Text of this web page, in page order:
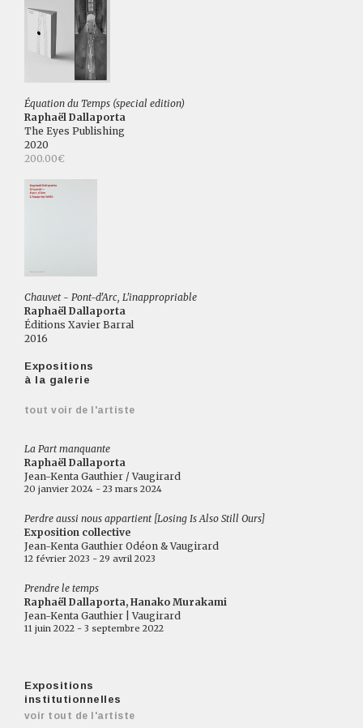
Équation du Temps (special edition)
Raphaël Dallaporta
The Eyes Publishing
2020
200.00€
Chauvet - Pont-d'Arc, L'inappropriable
Raphaël Dallaporta
Éditions Xavier Barral
2016
Expositions
à la galerie
tout voir de l'artiste
La Part manquante
Raphaël Dallaporta
Jean-Kenta Gauthier / Vaugirard
20 janvier 2024 - 23 mars 2024
Perdre aussi nous appartient [Losing Is Also Still Ours]
Exposition collective
Jean-Kenta Gauthier Odéon & Vaugirard
12 février 2023 - 29 avril 2023
Prendre le temps
Raphaël Dallaporta, Hanako Murakami
Jean-Kenta Gauthier | Vaugirard
11 juin 2022 - 3 septembre 2022
Expositions
institutionnelles
voir tout de l'artiste